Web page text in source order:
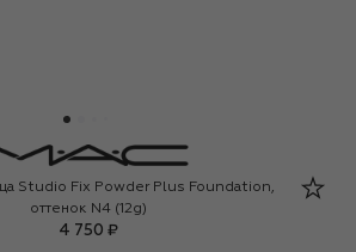
Studio Fix Powder Plus Foundation,
оттенок N4 (12g)
4 750 ₽